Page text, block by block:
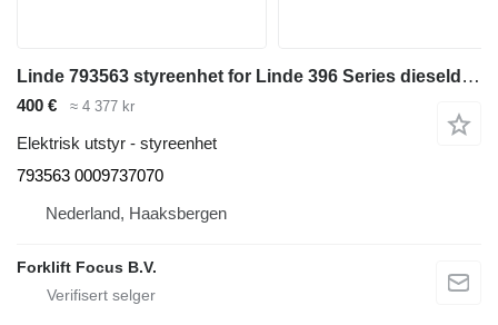
Linde 793563 styreenhet for Linde 396 Series dieseldrevet gaffeltruck
400 € ≈ 4 377 kr
Elektrisk utstyr - styreenhet
793563 0009737070
Nederland, Haaksbergen
Forklift Focus B.V.